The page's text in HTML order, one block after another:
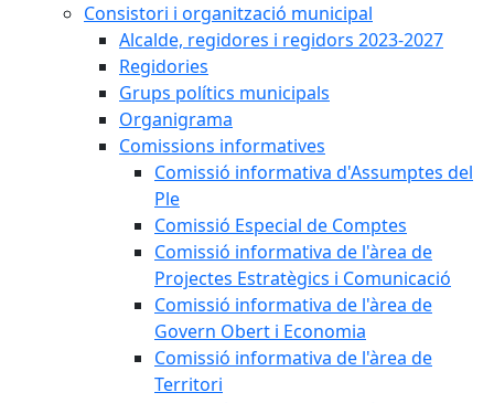
Consistori i organització municipal
Alcalde, regidores i regidors 2023-2027
Regidories
Grups polítics municipals
Organigrama
Comissions informatives
Comissió informativa d'Assumptes del
Ple
Comissió Especial de Comptes
Comissió informativa de l'àrea de
Projectes Estratègics i Comunicació
Comissió informativa de l'àrea de
Govern Obert i Economia
Comissió informativa de l'àrea de
Territori